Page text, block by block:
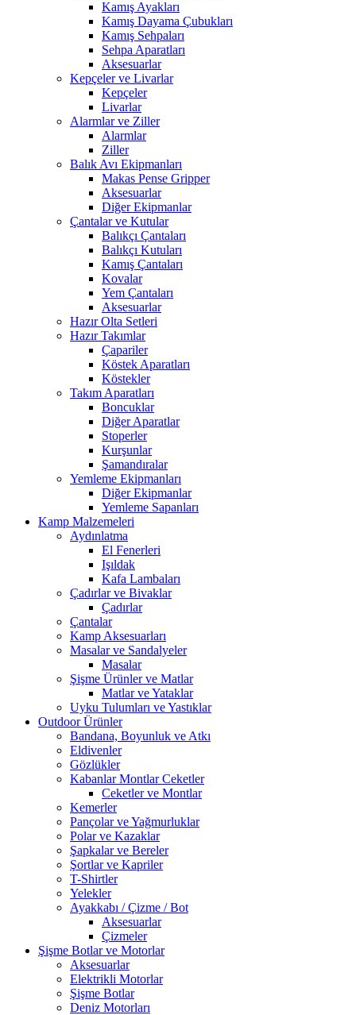
Kamış Ayakları
Kamış Dayama Çubukları
Kamış Sehpaları
Sehpa Aparatları
Aksesuarlar
Kepçeler ve Livarlar
Kepçeler
Livarlar
Alarmlar ve Ziller
Alarmlar
Ziller
Balık Avı Ekipmanları
Makas Pense Gripper
Aksesuarlar
Diğer Ekipmanlar
Çantalar ve Kutular
Balıkçı Çantaları
Balıkçı Kutuları
Kamış Çantaları
Kovalar
Yem Çantaları
Aksesuarlar
Hazır Olta Setleri
Hazır Takımlar
Çapariler
Köstek Aparatları
Köstekler
Takım Aparatları
Boncuklar
Diğer Aparatlar
Stoperler
Kurşunlar
Şamandıralar
Yemleme Ekipmanları
Diğer Ekipmanlar
Yemleme Sapanları
Kamp Malzemeleri
Aydınlatma
El Fenerleri
Işıldak
Kafa Lambaları
Çadırlar ve Bivaklar
Çadırlar
Çantalar
Kamp Aksesuarları
Masalar ve Sandalyeler
Masalar
Şişme Ürünler ve Matlar
Matlar ve Yataklar
Uyku Tulumları ve Yastıklar
Outdoor Ürünler
Bandana, Boyunluk ve Atkı
Eldivenler
Gözlükler
Kabanlar Montlar Ceketler
Ceketler ve Montlar
Kemerler
Pançolar ve Yağmurluklar
Polar ve Kazaklar
Şapkalar ve Bereler
Şortlar ve Kapriler
T-Shirtler
Yelekler
Ayakkabı / Çizme / Bot
Aksesuarlar
Çizmeler
Şişme Botlar ve Motorlar
Aksesuarlar
Elektrikli Motorlar
Şişme Botlar
Deniz Motorları